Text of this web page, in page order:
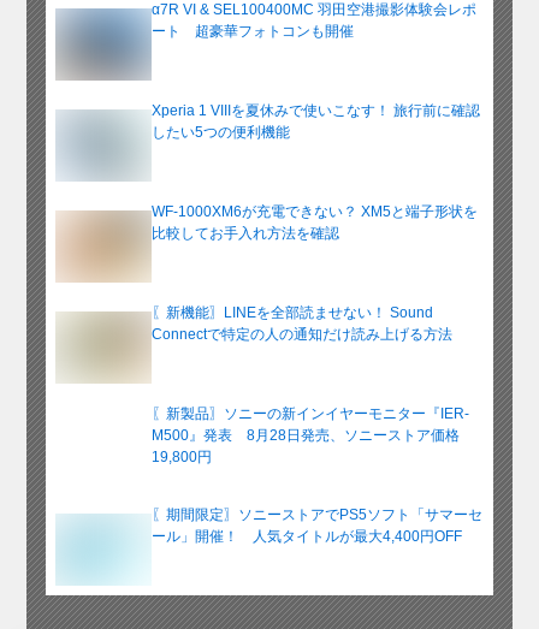
α7R VI & SEL100400MC 羽田空港撮影体験会レポ
ート 超豪華フォトコンも開催
Xperia 1 VIIIを夏休みで使いこなす！ 旅行前に確認
したい5つの便利機能
WF-1000XM6が充電できない？ XM5と端子形状を
比較してお手入れ方法を確認
〖新機能〗LINEを全部読ませない！ Sound
Connectで特定の人の通知だけ読み上げる方法
〖新製品〗ソニーの新インイヤーモニター『IER-
M500』発表 8月28日発売、ソニーストア価格
19,800円
〖期間限定〗ソニーストアでPS5ソフト「サマーセ
ール」開催！ 人気タイトルが最大4,400円OFF